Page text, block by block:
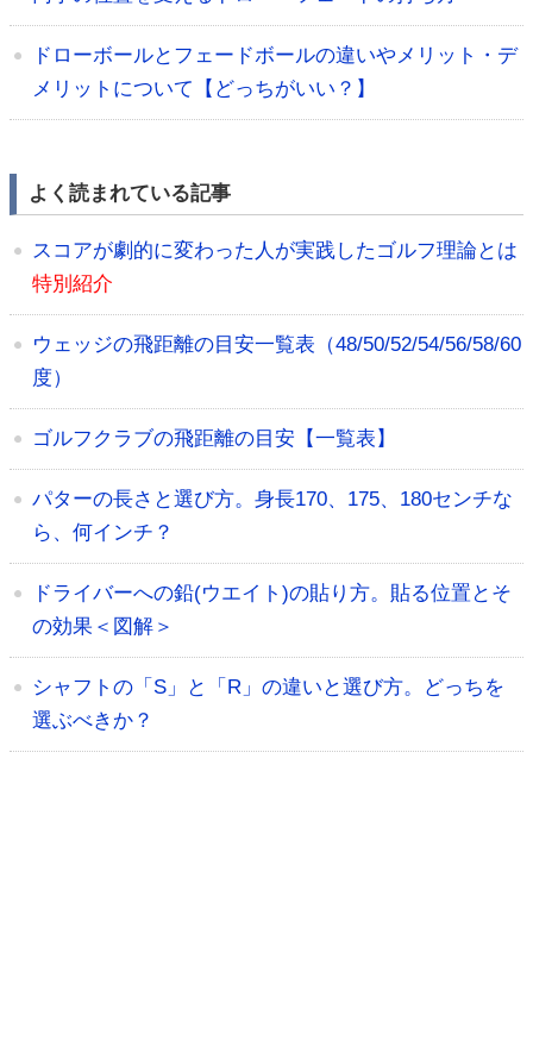
ドローボールとフェードボールの違いやメリット・デ
メリットについて【どっちがいい？】
よく読まれている記事
スコアが劇的に変わった人が実践したゴルフ理論とは
特別紹介
ウェッジの飛距離の目安一覧表（48/50/52/54/56/58/60
度）
ゴルフクラブの飛距離の目安【一覧表】
パターの長さと選び方。身長170、175、180センチな
ら、何インチ？
ドライバーへの鉛(ウエイト)の貼り方。貼る位置とそ
の効果＜図解＞
シャフトの「S」と「R」の違いと選び方。どっちを
選ぶべきか？